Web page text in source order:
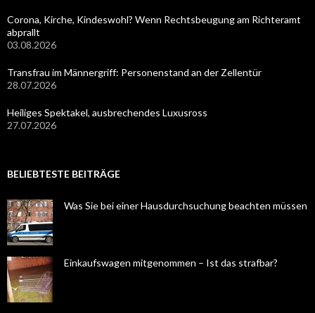
Corona, Kirche, Kindeswohl? Wenn Rechtsbeugung am Richteramt
abprallt
03.08.2026
Transfrau im Männergriff: Personenstand an der Zellentür
28.07.2026
Heiliges Spektakel, ausbrechendes Luxusross
27.07.2026
BELIEBTESTE BEITRÄGE
Was Sie bei einer Hausdurchsuchung beachten müssen
Einkaufswagen mitgenommen – Ist das strafbar?